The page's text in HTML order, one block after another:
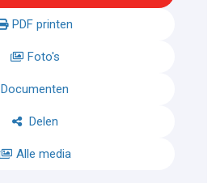
PDF printen
Foto's
Documenten
Delen
Alle media